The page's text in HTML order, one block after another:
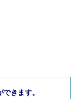
きます。